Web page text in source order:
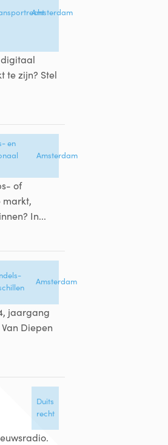
Amsterdam
te zijn? Stel
en
Amsterdam
of
markt,
In...
Amsterdam
jaargang
Diepen
Duits
recht